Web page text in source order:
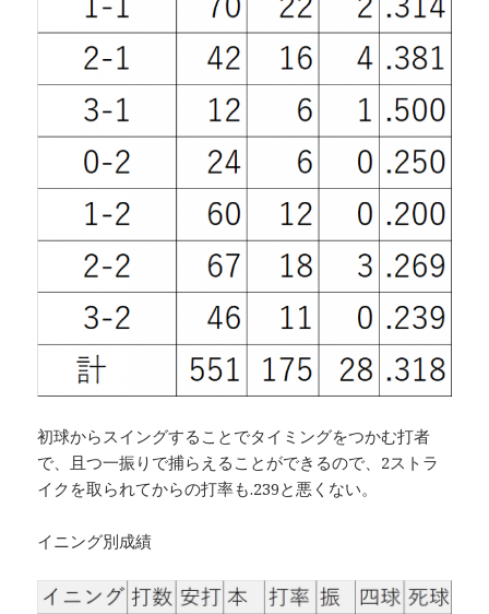
初球からスイングすることでタイミングをつかむ打者
で、且つ一振りで捕らえることができるので、2ストラ
イクを取られてからの打率も.239と悪くない。
イニング別成績